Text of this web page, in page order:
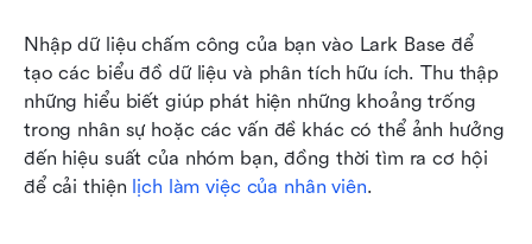
Nhập dữ liệu chấm công của bạn vào Lark Base để
tạo các biểu đồ dữ liệu và phân tích hữu ích. Thu thập
những hiểu biết giúp phát hiện những khoảng trống
trong nhân sự hoặc các vấn đề khác có thể ảnh hưởng
đến hiệu suất của nhóm bạn, đồng thời tìm ra cơ hội
để cải thiện lịch làm việc của nhân viên.